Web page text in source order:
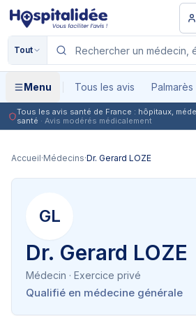
Aller au contenu principal
Tout
Menu Tous les avis Palmarès
Tous les avis santé de France : hôpitaux,
santé · Avis modérés médicalement
Accueil·Médecins·Dr. Gerard LOZE
GL
Dr. Gerard LOZE
Médecin · Exercice privé
Qualifié en médecine générale